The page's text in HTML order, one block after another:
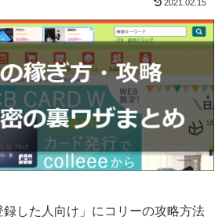
2021.02.15
した人向け」にコリーの攻略方法